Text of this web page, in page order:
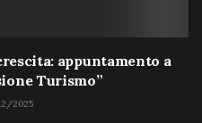
appuntamento a
Turismo”
2025